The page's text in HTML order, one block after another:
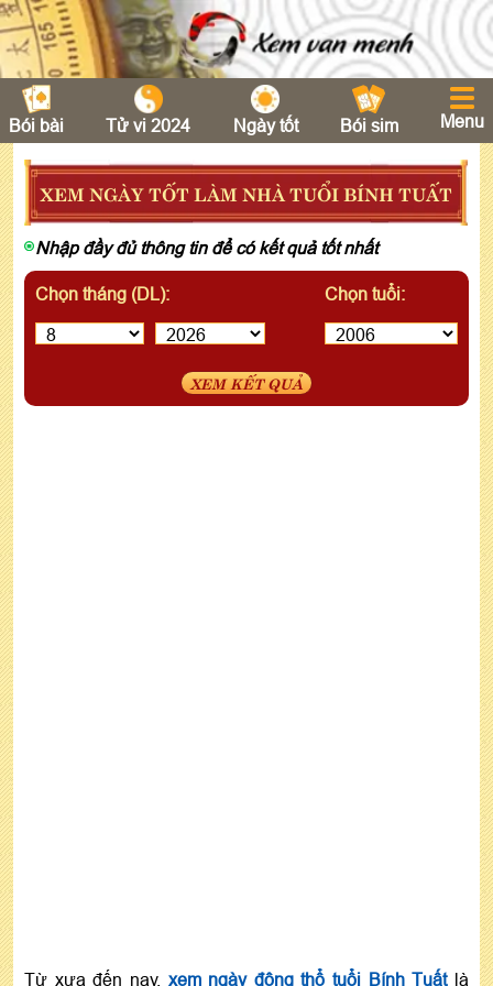
Bói bài Tử vi 2024 Ngày tốt Bói sim Menu
XEM NGÀY TỐT LÀM NHÀ TUỔI BÍNH TUẤT
Nhập đầy đủ thông tin để có kết quả tốt nhất
Chọn tháng (DL): Chọn tuổi:
XEM KẾT QUẢ
Từ xưa đến nay, xem ngày động thổ tuổi Bính Tuấtlà